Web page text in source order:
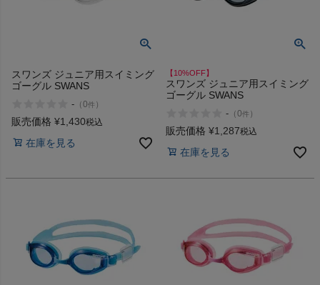
スワンズ ジュニア用スイミング
ゴーグル SWANS
- （0件 ）
販売価格 ¥1,430税込
在庫を見る
【10%OFF】
スワンズ ジュニア用スイミング
ゴーグル SWANS
- （0件 ）
販売価格 ¥1,287税込
在庫を見る